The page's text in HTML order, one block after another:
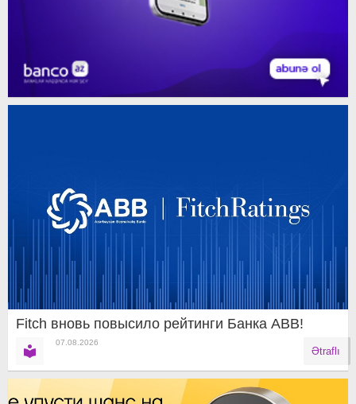
Fitch вновь повысило рейтинги Банка ABB!
07.08.2026
Ətraflı